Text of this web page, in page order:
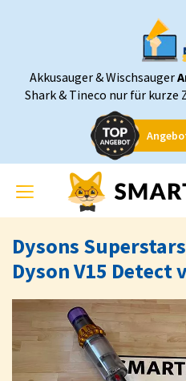
Akkusauger & Wischsauger
Shark & Tineco nur für kurze
Toggle
navigation
Dysons
Dyson V15 Detect